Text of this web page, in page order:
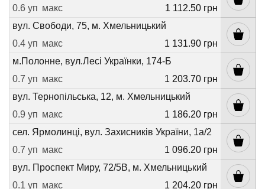
0.6 уп макс
1 112.50 грн
вул. Свободи, 75, м. Хмельницький
0.4 уп макс
1 131.90 грн
м.Полонне, вул.Лесі Українки, 174-Б
0.7 уп макс
1 203.70 грн
вул. Тернопільська, 12, м. Хмельницький
0.9 уп макс
1 186.20 грн
сел. Ярмолинці, вул. Захисників України, 1а/2
0.7 уп макс
1 096.20 грн
вул. Проспект Миру, 72/5В, м. Хмельницький
0.1 уп макс
1 204.20 грн